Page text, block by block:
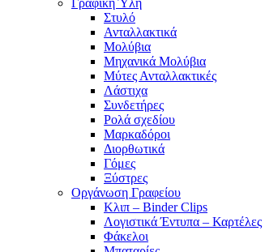
Στυλό
Ανταλλακτικά
Μολύβια
Μηχανικά Μολύβια
Μύτες Ανταλλακτικές
Λάστιχα
Συνδετήρες
Ρολά σχεδίου
Μαρκαδόροι
Διορθωτικά
Γόμες
Ξύστρες
Οργάνωση Γραφείου
Κλιπ – Binder Clips
Λογιστικά Έντυπα – Καρτέλες
Φάκελοι